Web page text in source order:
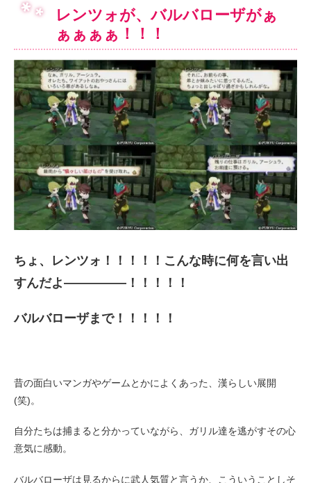
レンツォが、バルバローザがぁ
ぁぁぁぁ！！！
ちょ、レンツォ！！！！！こんな時に何を言い出
すんだよ―――――！！！！！
バルバローザまで！！！！！
昔の面白いマンガやゲームとかによくあった、漢らしい展開
(笑)。
自分たちは捕まると分かっていながら、ガリル達を逃がすその心
意気に感動。
バルバローザは見るからに武人気質と言うか、こういうことしそ